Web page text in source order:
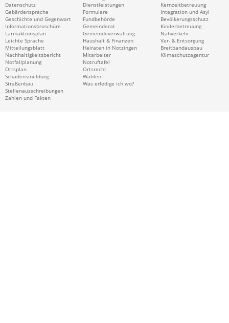
Datenschutz
Gebärdensprache
Geschichte und Gegenwart
Informationsbroschüre
Lärmaktionsplan
Leichte Sprache
Mitteilungsblatt
Nachhaltigkeitsbericht
Notfallplanung
Ortsplan
Schadensmeldung
Straßenbau
Stellenausschreibungen
Zahlen und Fakten
Dienstleistungen
Formulare
Fundbehörde
Gemeinderat
Gemeindeverwaltung
Haushalt & Finanzen
Heiraten in Notzingen
Mitarbeiter
Notruftafel
Ortsrecht
Wahlen
Was erledige ich wo?
Kernzeitbetreuung
Integration und Asyl
Bevölkerungsschutz
Kinderbetreuung
Nahverkehr
Ver- & Entsorgung
Breitbandausbau
Klimaschutzagentur